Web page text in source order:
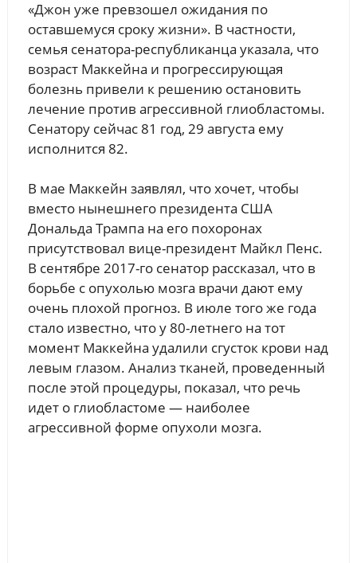
«Джон уже превзошел ожидания по
оставшемуся сроку жизни». В частности,
семья сенатора-республиканца указала, что
возраст Маккейна и прогрессирующая
болезнь привели к решению остановить
лечение против агрессивной глиобластомы.
Сенатору сейчас 81 год, 29 августа ему
исполнится 82.
В мае Маккейн заявлял, что хочет, чтобы
вместо нынешнего президента США
Дональда Трампа на его похоронах
присутствовал вице-президент Майкл Пенс.
В сентябре 2017-го сенатор рассказал, что в
борьбе с опухолью мозга врачи дают ему
очень плохой прогноз. В июле того же года
стало известно, что у 80-летнего на тот
момент Маккейна удалили сгусток крови над
левым глазом. Анализ тканей, проведенный
после этой процедуры, показал, что речь
идет о глиобластоме — наиболее
агрессивной форме опухоли мозга.